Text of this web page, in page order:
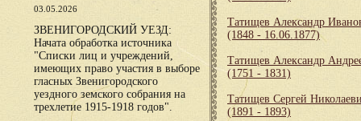
03.05.2026
ЗВЕНИГОРОДСКИЙ УЕЗД:
Начата обработка источника
"Списки лиц и учреждений,
имеющих право участия в выборе
гласных Звенигородского
уездного земского собрания на
трехлетие 1915-1918 годов".
Татищев Александр
(1848 - 16.06.1877)
Татищев Александр
(1751 - 1831)
Татищев Сергей
(1891 - 1893)